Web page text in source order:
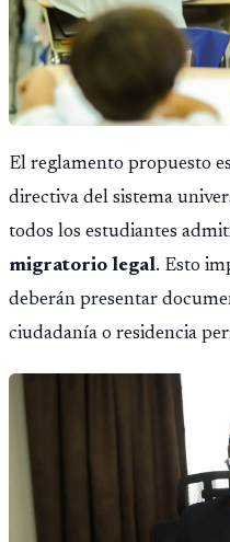
El reglamento propuesto
directiva del sistema
todos los estudiantes
migratorio legal. Esto
deberán presentar
ciudadanía o residencia